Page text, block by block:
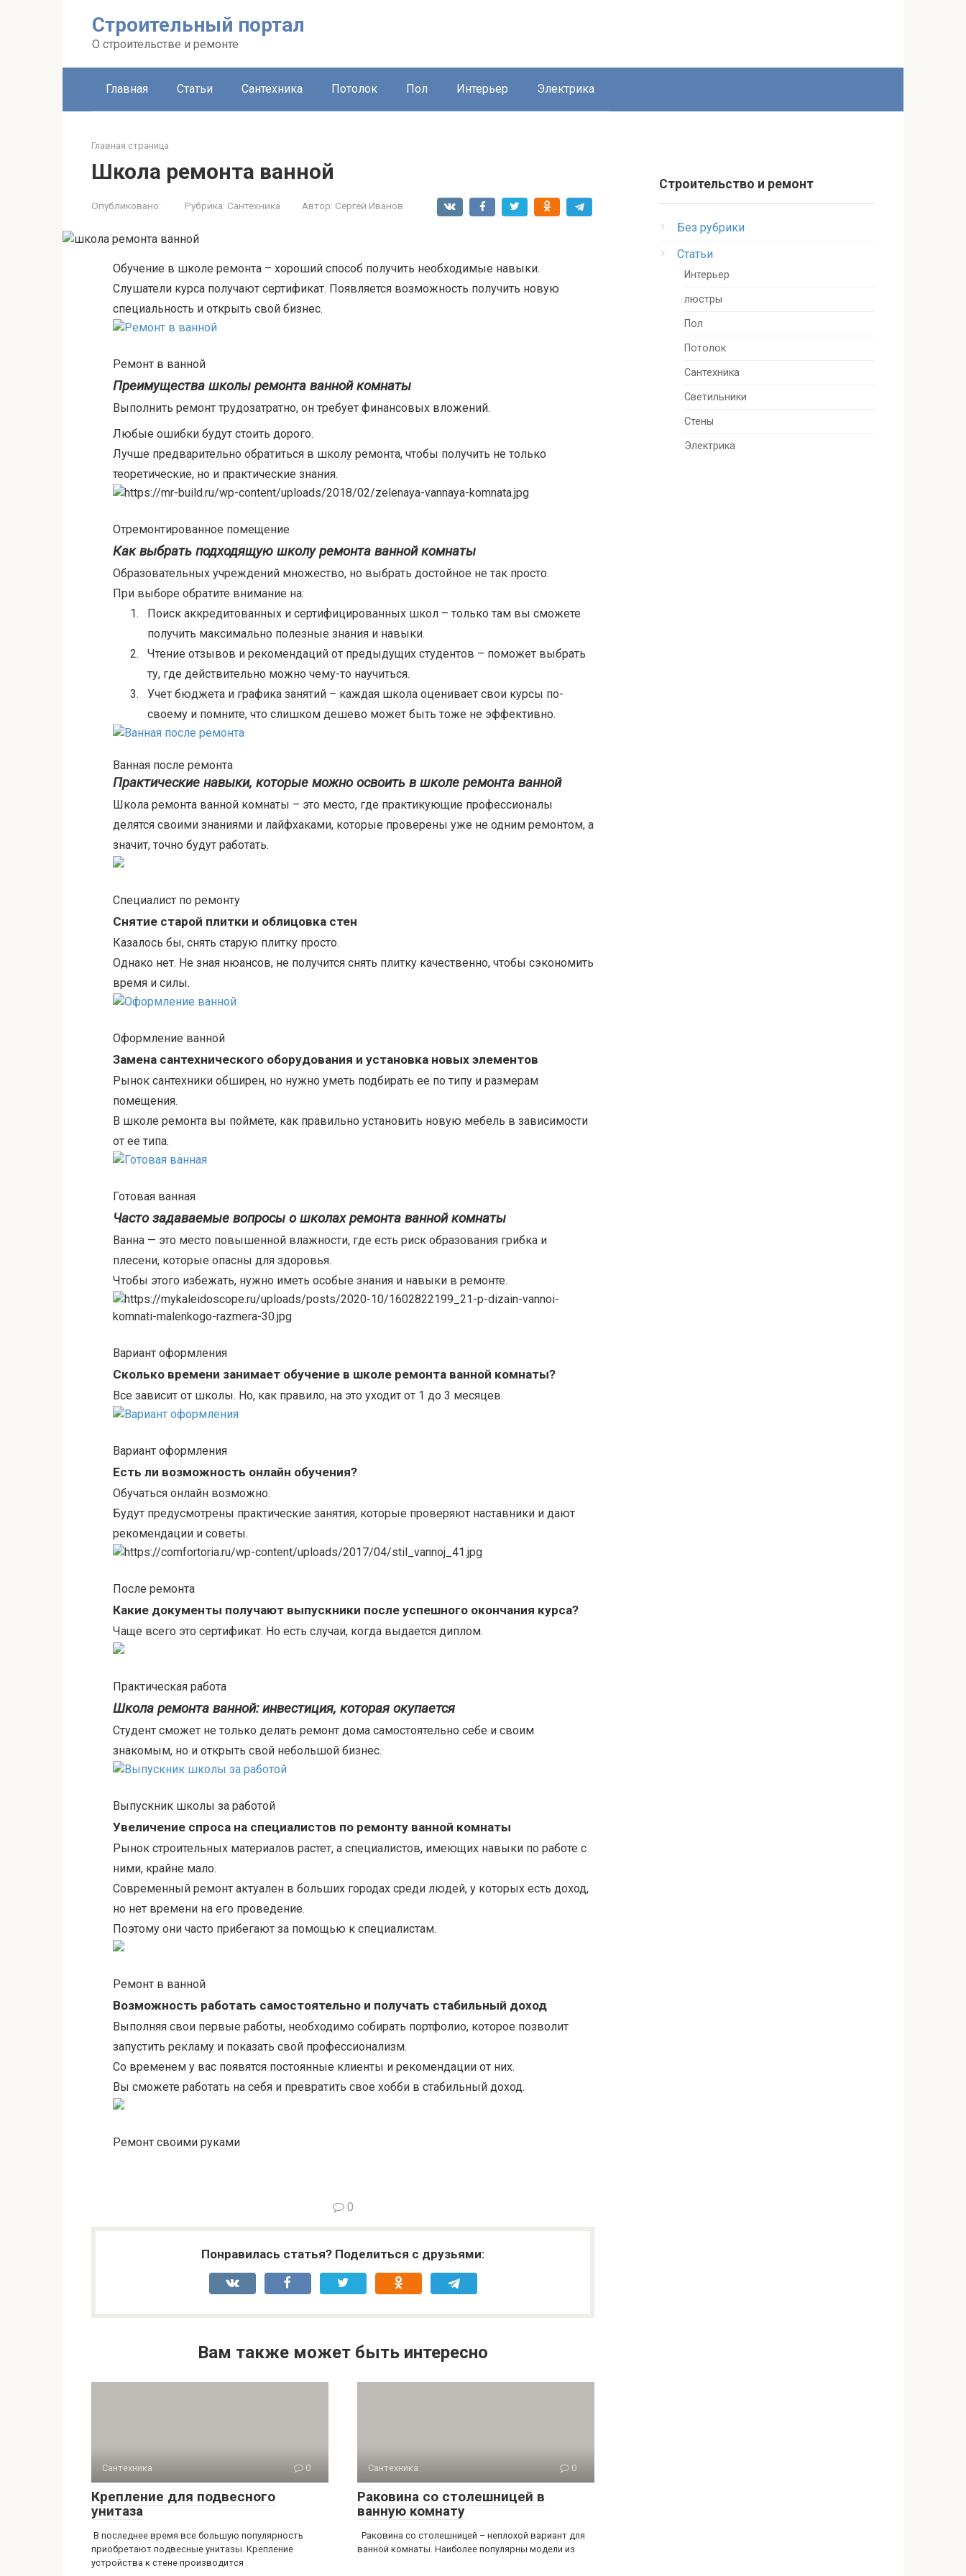
Строительный портал
О строительстве и ремонте
Главная Статьи Сантехника Потолок Пол Интерьер Электрика
Главная страница
Школа ремонта ванной
Опубликовано: Рубрика: Сантехника Автор: Сергей Иванов
Обучение в школе ремонта – хороший способ получить необходимые навыки.
Слушатели курса получают сертификат. Появляется возможность получить новую
специальность и открыть свой бизнес.
Ремонт в ванной
Преимущества школы ремонта ванной комнаты
Выполнить ремонт трудозатратно, он требует финансовых вложений.
Любые ошибки будут стоить дорого.
Лучше предварительно обратиться в школу ремонта, чтобы получить не только
теоретические, но и практические знания.
Отремонтированное помещение
Как выбрать подходящую школу ремонта ванной комнаты
Образовательных учреждений множество, но выбрать достойное не так просто.
При выборе обратите внимание на:
1.
Поиск аккредитованных и сертифицированных школ – только там вы сможете
получить максимально полезные знания и навыки.
2.
Чтение отзывов и рекомендаций от предыдущих студентов – поможет выбрать
ту, где действительно можно чему-то научиться.
3.
Учет бюджета и графика занятий – каждая школа оценивает свои курсы по-
своему и помните, что слишком дешево может быть тоже не эффективно.
Ванная после ремонта
Практические навыки, которые можно освоить в школе ремонта ванной
Школа ремонта ванной комнаты – это место, где практикующие профессионалы
делятся своими знаниями и лайфхаками, которые проверены уже не одним ремонтом, а
значит, точно будут работать.
Специалист по ремонту
Снятие старой плитки и облицовка стен
Казалось бы, снять старую плитку просто.
Однако нет. Не зная нюансов, не получится снять плитку качественно, чтобы сэкономить
время и силы.
Оформление ванной
Замена сантехнического оборудования и установка новых элементов
Рынок сантехники обширен, но нужно уметь подбирать ее по типу и размерам
помещения.
В школе ремонта вы поймете, как правильно установить новую мебель в зависимости
от ее типа.
Готовая ванная
Часто задаваемые вопросы о школах ремонта ванной комнаты
Ванна — это место повышенной влажности, где есть риск образования грибка и
плесени, которые опасны для здоровья.
Чтобы этого избежать, нужно иметь особые знания и навыки в ремонте.
Вариант оформления
Сколько времени занимает обучение в школе ремонта ванной комнаты?
Все зависит от школы. Но, как правило, на это уходит от 1 до 3 месяцев.
Вариант оформления
Есть ли возможность онлайн обучения?
Обучаться онлайн возможно.
Будут предусмотрены практические занятия, которые проверяют наставники и дают
рекомендации и советы.
После ремонта
Какие документы получают выпускники после успешного окончания курса?
Чаще всего это сертификат. Но есть случаи, когда выдается диплом.
Практическая работа
Школа ремонта ванной: инвестиция, которая окупается
Студент сможет не только делать ремонт дома самостоятельно себе и своим
знакомым, но и открыть свой небольшой бизнес.
Выпускник школы за работой
Увеличение спроса на специалистов по ремонту ванной комнаты
Рынок строительных материалов растет, а специалистов, имеющих навыки по работе с
ними, крайне мало.
Современный ремонт актуален в больших городах среди людей, у которых есть доход,
но нет времени на его проведение.
Поэтому они часто прибегают за помощью к специалистам.
Ремонт в ванной
Возможность работать самостоятельно и получать стабильный доход
Выполняя свои первые работы, необходимо собирать портфолио, которое позволит
запустить рекламу и показать свой профессионализм.
Со временем у вас появятся постоянные клиенты и рекомендации от них.
Вы сможете работать на себя и превратить свое хобби в стабильный доход.
Ремонт своими руками
0
Понравилась статья? Поделиться с друзьями:
Вам также может быть интересно
Сантехника 0
Крепление для подвесного
унитаза
В последнее время все большую популярность
приобретают подвесные унитазы. Крепление
устройства к стене производится
Сантехника 0
Раковина со столешницей в
ванную комнату
Раковина со столешницей – неплохой вариант для
ванной комнаты. Наиболее популярны модели из
Строительство и ремонт
Без рубрики
Статьи
Интерьер
люстры
Пол
Потолок
Сантехника
Светильники
Стены
Электрика